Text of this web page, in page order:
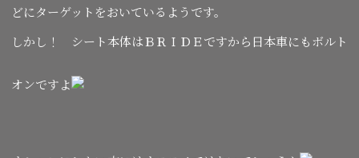
どにターゲットをおいているようです。
しかし！ シート本体はＢＲＩＤＥですから日本車にもボルト
オンですよ